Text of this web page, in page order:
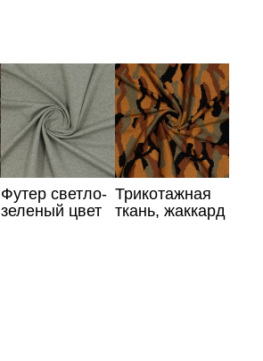
Футер светло-
зеленый цвет
Трикотажная
ткань, жаккард